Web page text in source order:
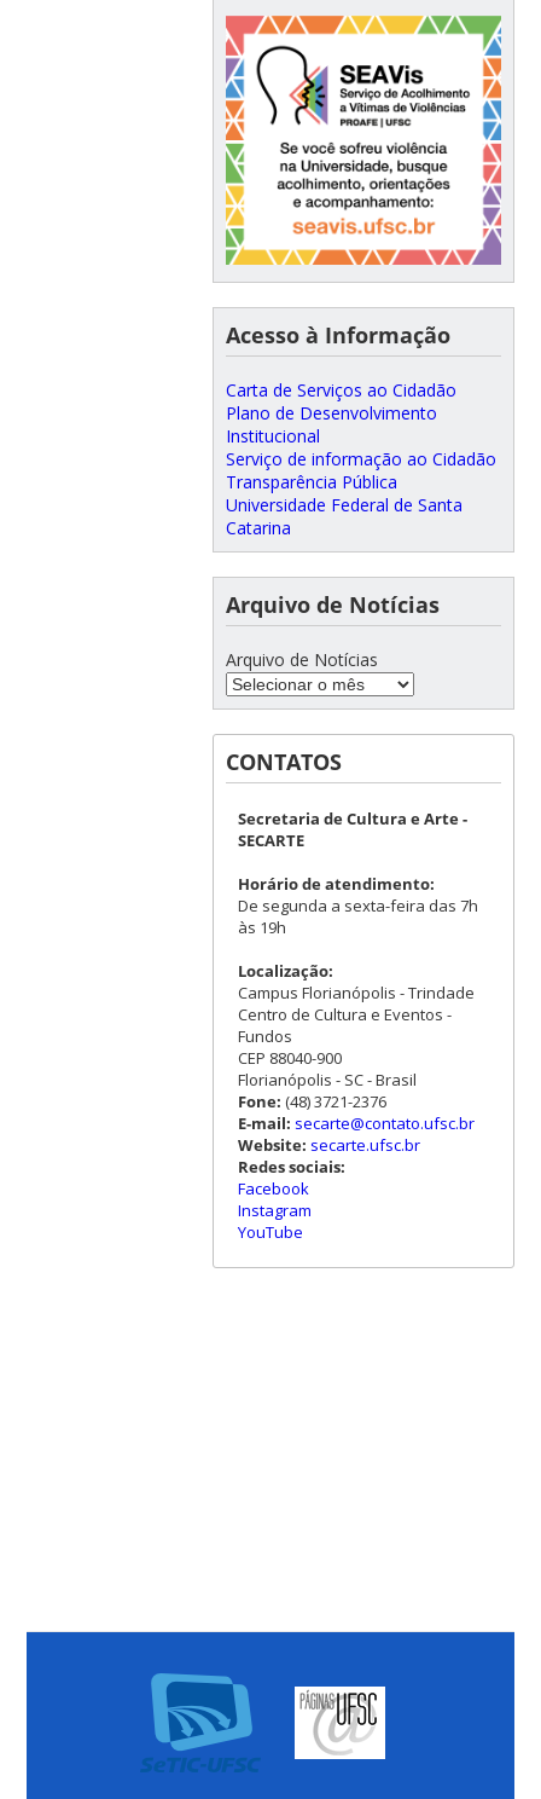
Acesso à Informação
Carta de Serviços ao Cidadão
Plano de Desenvolvimento
Institucional
Serviço de informação ao Cidadão
Transparência Pública
Universidade Federal de Santa
Catarina
Arquivo de Notícias
Arquivo de Notícias
CONTATOS
Secretaria de Cultura e Arte -
SECARTE
Horário de atendimento:
De segunda a sexta-feira das 7h
às 19h
Localização:
Campus Florianópolis - Trindade
Centro de Cultura e Eventos -
Fundos
CEP 88040-900
Florianópolis - SC - Brasil
Fone: (48) 3721-2376
E-mail: secarte@contato.ufsc.br
Website: secarte.ufsc.br
Redes sociais:
Facebook
Instagram
YouTube